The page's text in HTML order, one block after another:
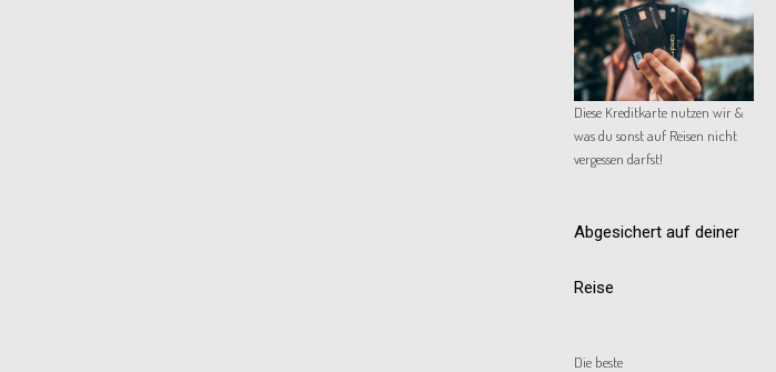
Diese Kreditkarte nutzen wir &
was du sonst auf Reisen nicht
vergessen darfst!
Abgesichert auf deiner
Reise
Die beste